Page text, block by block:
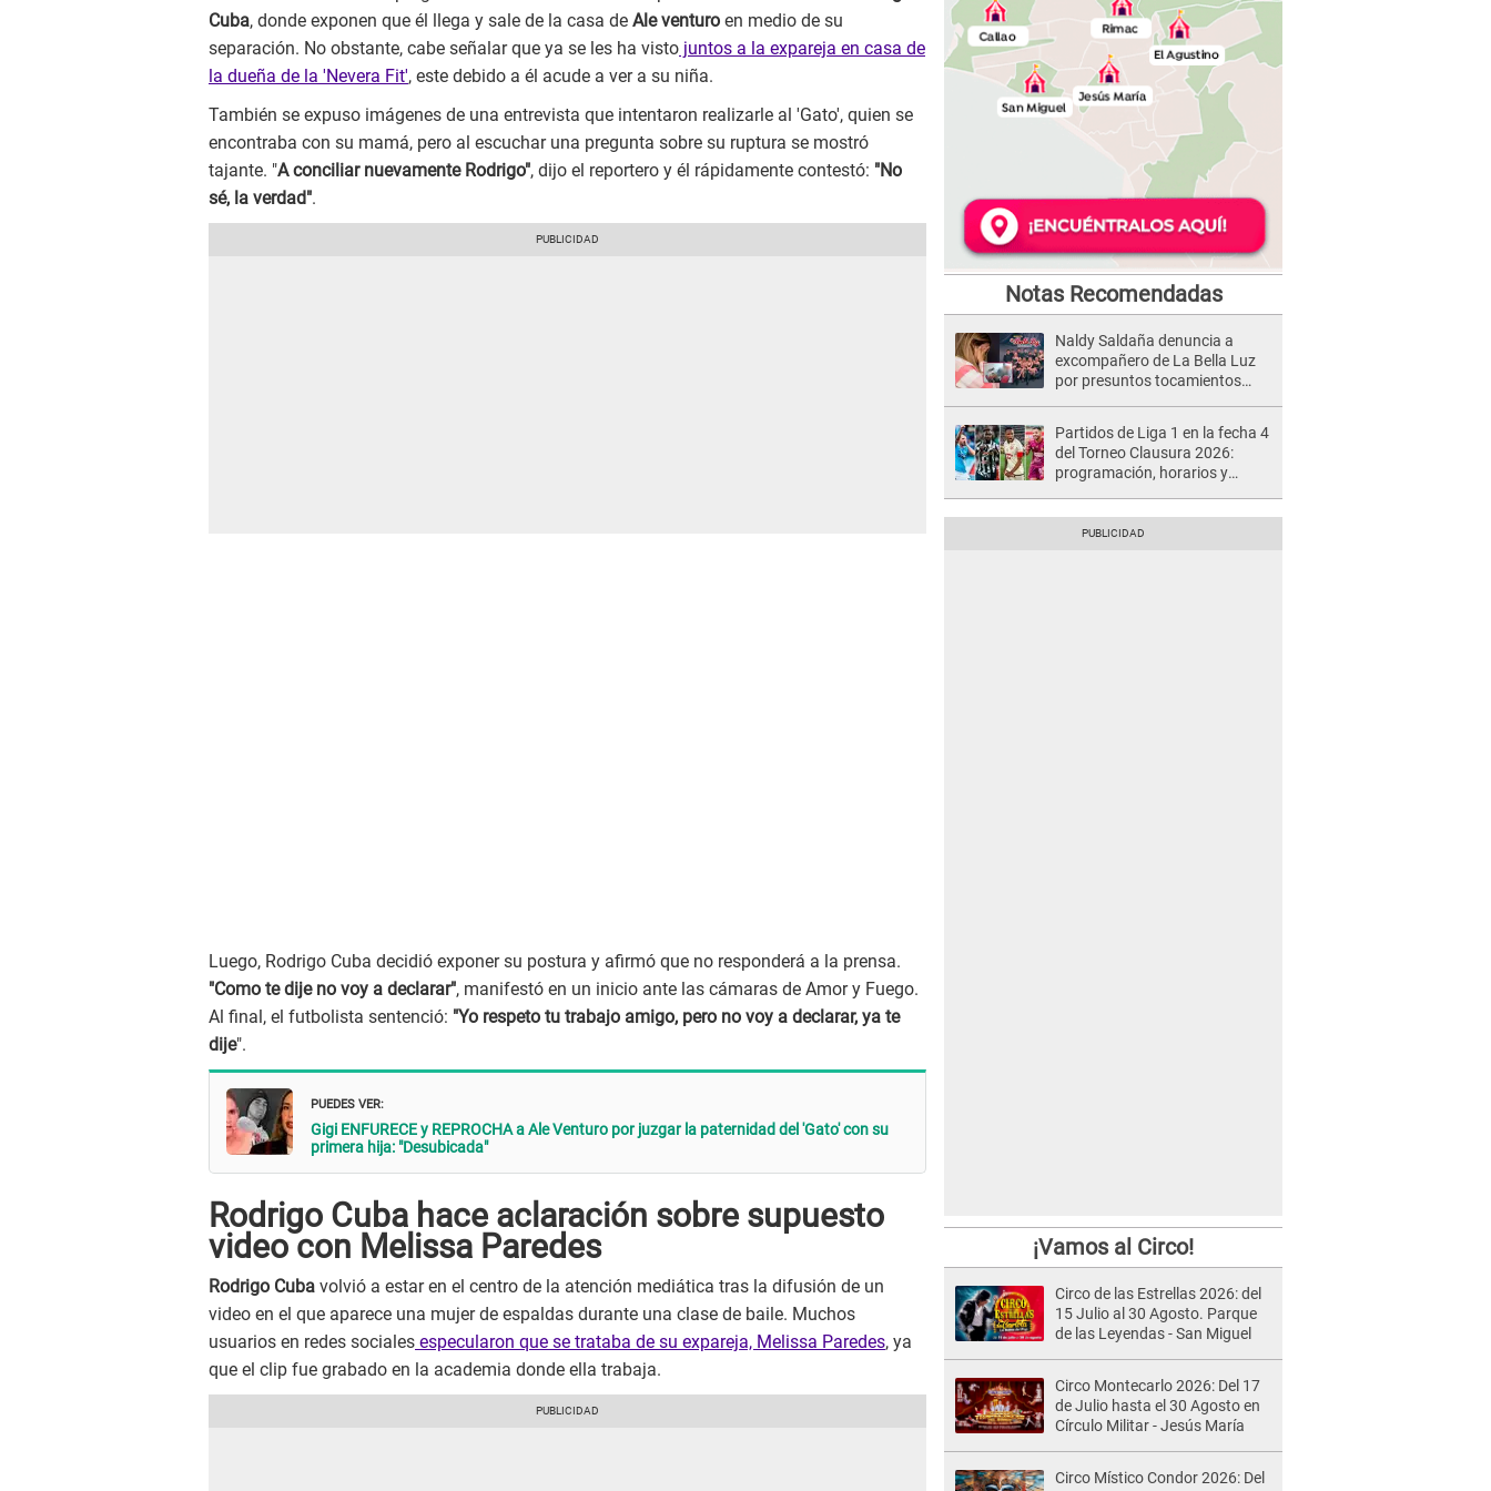
Cuba, donde exponen que él llega y sale de la casa de Ale venturo en medio de su
separación. No obstante, cabe señalar que ya se les ha visto juntos a la expareja en casa de
la dueña de la 'Nevera Fit', este debido a él acude a ver a su niña.
También se expuso imágenes de una entrevista que intentaron realizarle al 'Gato', quien se
encontraba con su mamá, pero al escuchar una pregunta sobre su ruptura se mostró
tajante. "A conciliar nuevamente Rodrigo", dijo el reportero y él rápidamente contestó: "No
sé, la verdad".
Luego, Rodrigo Cuba decidió exponer su postura y afirmó que no responderá a la prensa.
"Como te dije no voy a declarar", manifestó en un inicio ante las cámaras de Amor y Fuego.
Al final, el futbolista sentenció: "Yo respeto tu trabajo amigo, pero no voy a declarar, ya te
dije".
PUEDES VER:
Gigi ENFURECE y REPROCHA a Ale Venturo por juzgar la paternidad del 'Gato' con su
primera hija: "Desubicada"
Rodrigo Cuba hace aclaración sobre supuesto
video con Melissa Paredes
Rodrigo Cuba volvió a estar en el centro de la atención mediática tras la difusión de un
video en el que aparece una mujer de espaldas durante una clase de baile. Muchos
usuarios en redes sociales especularon que se trataba de su expareja, Melissa Paredes, ya
que el clip fue grabado en la academia donde ella trabaja.
Notas Recomendadas
Naldy Saldaña denuncia a
excompañero de La Bella Luz
por presuntos tocamientos
Partidos de Liga 1 en la fecha 4
del Torneo Clausura 2026:
programación, horarios y
¡Vamos al Circo!
Circo de las Estrellas 2026: del
15 Julio al 30 Agosto. Parque
de las Leyendas - San Miguel
Circo Montecarlo 2026: Del 17
de Julio hasta el 30 Agosto en
Círculo Militar - Jesús María
Circo Místico Condor 2026: Del